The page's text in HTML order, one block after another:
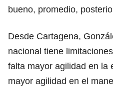
bueno, promedio,
Desde Cartagena,
nacional tiene
falta mayor agilidad en la
mayor agilidad en el